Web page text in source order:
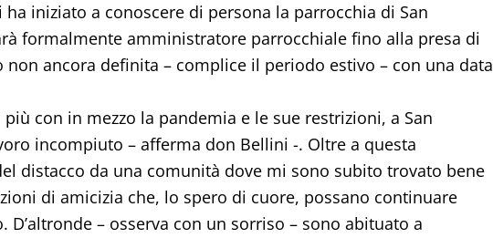
iniziato a conoscere di persona la parrocchia di San
formalmente amministratore parrocchiale fino alla presa di
ancora definita – complice il periodo estivo – con una data
con in mezzo la pandemia e le sue restrizioni, a San
incompiuto – afferma don Bellini -. Oltre a questa
distacco da una comunità dove mi sono subito trovato bene
di amicizia che, lo spero di cuore, possano continuare
– osserva con un sorriso – sono abituato a